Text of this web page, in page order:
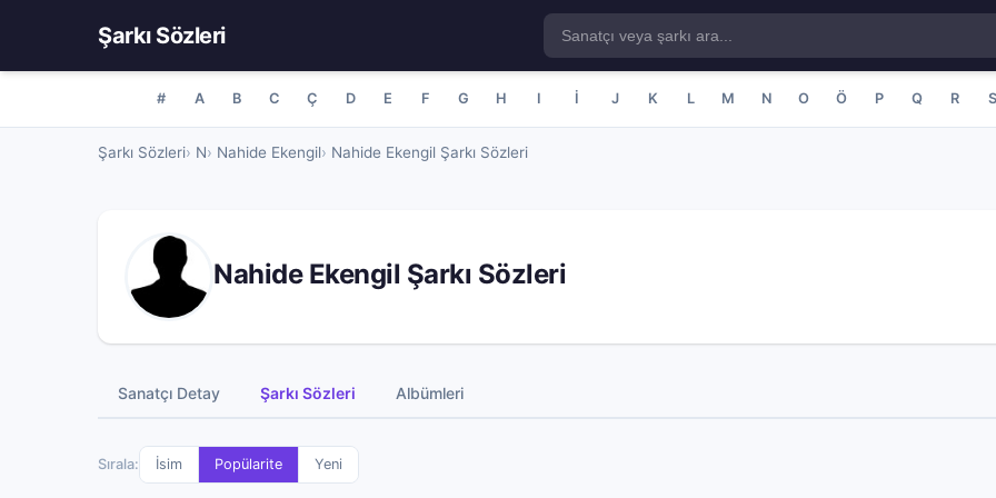
Şarkı Sözleri
# A B C Ç D E F G H I İ J K L M N O Ö P Q R S
Şarkı Sözleri N Nahide Ekengil Nahide Ekengil Şarkı Sözleri
Nahide Ekengil Şarkı Sözleri
Sanatçı Detay Şarkı Sözleri Albümleri
Sırala: İsim Popülarite Yeni